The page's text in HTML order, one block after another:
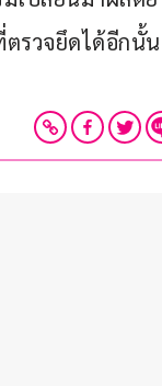
วจยึดได้อีกนั้